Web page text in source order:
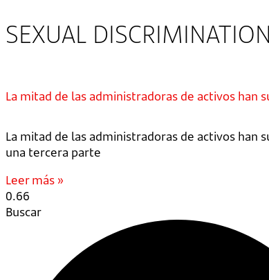
SEXUAL DISCRIMINATION
La mitad de las administradoras de activos han
La mitad de las administradoras de activos han
una tercera parte
Leer más »
Buscar